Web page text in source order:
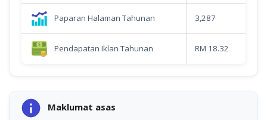
Paparan Halaman Tahunan 3,287
Pendapatan Iklan Tahunan RM 18.32
Maklumat asas